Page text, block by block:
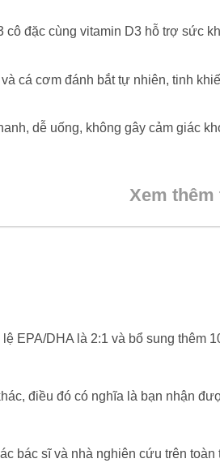
cô đặc cùng vitamin D3 hỗ trợ sức
cá cơm đánh bắt tự nhiên, tinh
dễ uống, không gây cảm giác
Xem thêm
EPA/DHA là 2:1 và bổ sung thêm
điều đó có nghĩa là bạn nhận
bác sĩ và nhà nghiên cứu trên